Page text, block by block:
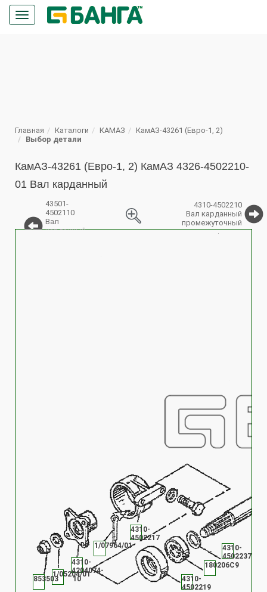
Кнопка
меню
Главная Каталоги КАМАЗ
КамАЗ-43261 (Евро-1, 2)
Выбор детали
КамАЗ-43261 (Евро-1, 2) КамАЗ 4326-4502210-
01 Вал карданный
43501-
4502110
Вал
карданный
4310-4502210
Вал карданный
промежуточный
4310-
4204074-
10
4310-
4502217
4310-
4502219
4310-
4502237
180206С9
1/05204/01
1/07964/01
853503